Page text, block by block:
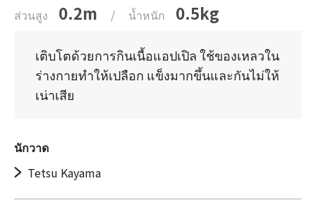
ส่วนสูง 0.2m / น้ำหนัก 0.5kg
เติบโตด้วยการกินเนื้อแอปเปิล ใช้ของเหลวใน
ร่างกายทำให้เปลือก แข็งมากขึ้นและกันไม่ให้
เน่าเสีย
นักวาด
Tetsu Kayama